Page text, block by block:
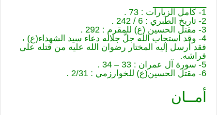
1- كامل الزيارات : 73 .
2- تاريخ الطبري : 6 / 242 .
3- مقتل الحسين (ع) للمقرم : 292 .
4- وقد استجاب الله جلّ جلاله دعاء سيد الشهداء(ع) ،
فقد أرسل إليه المختار رضوان الله عليه من قتله على
فراشه.
5- سورة آل عمران : 33 – 34 .
6- مقتل الحسين(ع) للخوارزمي : 2/31 .
أمــان